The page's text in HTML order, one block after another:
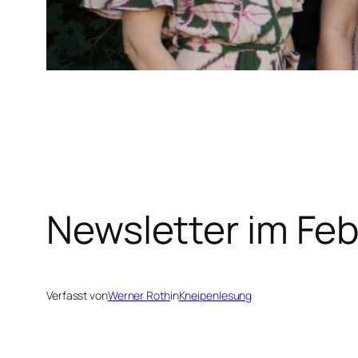
Newsletter im
Verfasst vonWerner RothinKneipenlesung